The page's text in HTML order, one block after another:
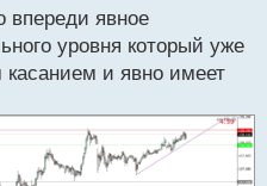
впереди явное
уровня который уже
и явно имеет